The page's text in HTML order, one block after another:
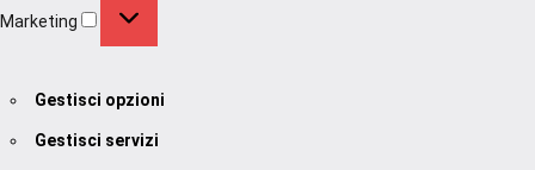
Marketing
Gestisci opzioni
Gestisci servizi